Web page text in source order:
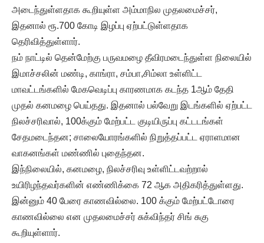
அடைந்துள்ளதாக கூறியுள்ள அம்மாநில முதலமைச்சர்,
இதனால் ரூ.700 கோடி இழப்பு ஏற்பட்டுள்ளதாக
தெரிவித்துள்ளார்.
நம் நாட்டில் தென்மேற்கு பருவமழை தீவிரமடைந்துள்ள நிலையில்
இமாச்சலின் மண்டி, காங்ரா, சம்பா,சிம்லா உள்ளிட்ட
மாவட்டங்களில் மேகவெடிப்பு காரணமாக கடந்த 1ஆம் தேதி
முதல் கனமழை பெய்தது. இதனால் பல்வேறு இடங்களில் ஏற்பட்ட
நிலச்சரிவால், 100க்கும் மேற்பட்ட குடியிருப்பு கட்டடங்கள்
சேதமடைந்தன; சாலையோரங்களில் நிறுத்தப்பட்ட ஏராளமான
வாகனங்கள் மண்ணில் புதைந்தன.
இந்நிலையில், கனமழை, நிலச்சரிவு உள்ளிட்டவற்றால்
உயிரிழந்தவர்களின் எண்ணிக்கை 72 ஆக அதிகரித்துள்ளது.
இன்னும் 40 பேரை காணவில்லை. 100 க்கும் மேற்பட்டோரை
காணவில்லை என முதலமைச்சர் சுக்விந்தர் சிங் சுகு
கூறியுள்ளார்.